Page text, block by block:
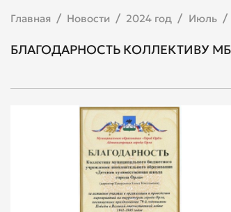
Главная Новости 2024 год Июль
БЛАГОДАРНОСТЬ КОЛЛЕКТИВУ